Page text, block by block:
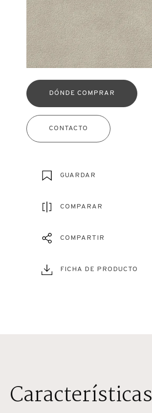
DÓNDE COMPRAR
CONTACTO
GUARDAR
COMPARAR
COMPARTIR
FICHA DE PRODUCTO
Características